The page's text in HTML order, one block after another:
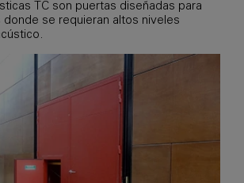
TC son puertas diseñadas para
donde se requieran altos niveles